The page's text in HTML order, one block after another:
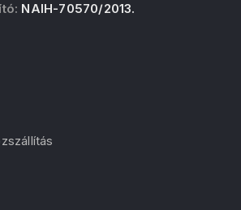
NAIH-70570/2013.